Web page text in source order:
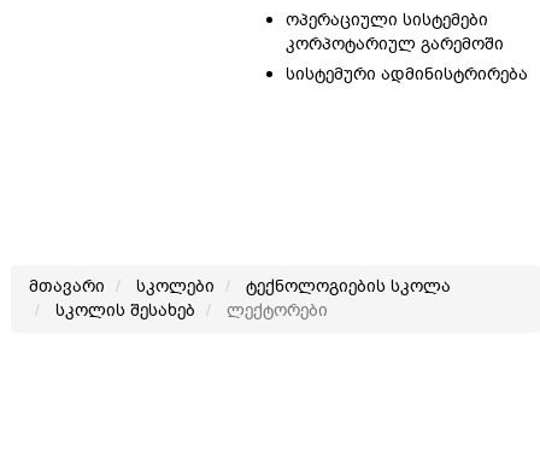
ოპერაციული სისტემები
კორპოტარიულ გარემოში
სისტემური ადმინისტრირება
მთავარი სკოლები
ტექნოლოგიების სკოლა
სკოლის შესახებ
ლექტორები